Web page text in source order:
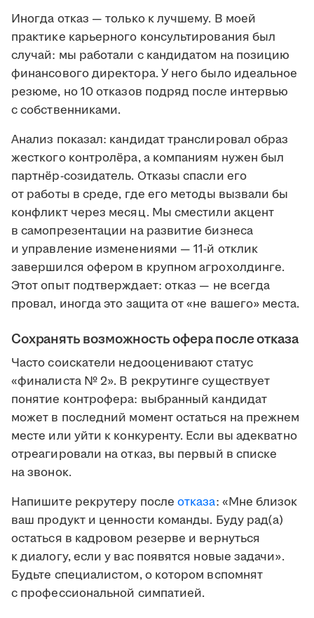
Иногда отказ — только к лучшему. В моей
практике карьерного консультирования был
случай: мы работали с кандидатом на позицию
финансового директора. У него было идеальное
резюме, но 10 отказов подряд после интервью
с собственниками.
Анализ показал: кандидат транслировал образ
жесткого контролёра, а компаниям нужен был
партнёр-созидатель. Отказы спасли его
от работы в среде, где его методы вызвали бы
конфликт через месяц. Мы сместили акцент
в самопрезентации на развитие бизнеса
и управление изменениями — 11-й отклик
завершился офером в крупном агрохолдинге.
Этот опыт подтверждает: отказ — не всегда
провал, иногда это защита от «не вашего» места.
Сохранять возможность офера после отказа
Часто соискатели недооценивают статус
«финалиста № 2». В рекрутинге существует
понятие контрофера: выбранный кандидат
может в последний момент остаться на прежнем
месте или уйти к конкуренту. Если вы адекватно
отреагировали на отказ, вы первый в списке
на звонок.
Напишите рекрутеру послеотказа: «Мне близок
ваш продукт и ценности команды. Буду рад(а)
остаться в кадровом резерве и вернуться
к диалогу, если у вас появятся новые задачи».
Будьте специалистом, о котором вспомнят
с профессиональной симпатией.